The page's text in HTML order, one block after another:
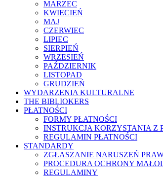
MARZEC
KWIECIEŃ
MAJ
CZERWIEC
LIPIEC
SIERPIEŃ
WRZESIEŃ
PAŹDZIERNIK
LISTOPAD
GRUDZIEŃ
WYDARZENIA KULTURALNE
THE BIBLIOKERS
PŁATNOŚCI
FORMY PŁATNOŚCI
INSTRUKCJA KORZYSTANIA Z
REGULAMIN PŁATNOŚCI
STANDARDY
ZGŁASZANIE NARUSZEŃ
PROCEDURA OCHRONY
REGULAMINY